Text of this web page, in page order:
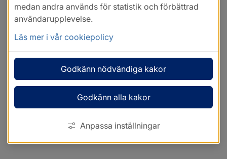
medan andra används för statistik och förbättrad
användarupplevelse.
Läs mer i vår cookiepolicy
Godkänn nödvändiga kakor
Godkänn alla kakor
Anpassa inställningar